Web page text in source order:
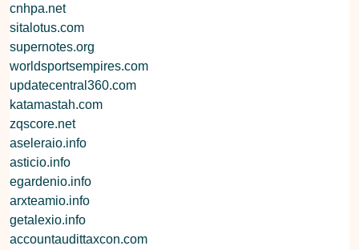
cnhpa.net
sitalotus.com
supernotes.org
worldsportsempires.com
updatecentral360.com
katamastah.com
zqscore.net
aseleraio.info
asticio.info
egardenio.info
arxteamio.info
getalexio.info
accountaudittaxcon.com